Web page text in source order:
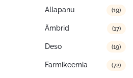
Allapanu (19)
Ämbrid (17)
Deso (19)
Farmikeemia (72)